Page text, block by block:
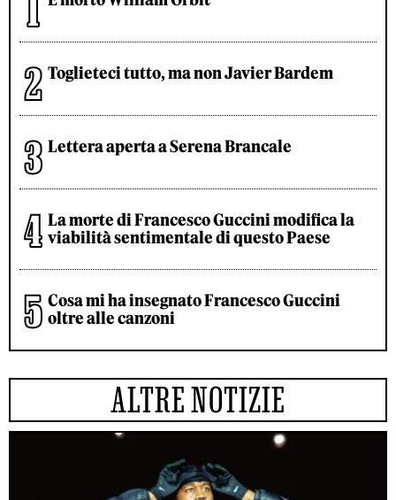
Toglieteci tutto, ma non Javier Bardem
Lettera aperta a Serena Brancale
La morte di Francesco Guccini modifica la
viabilità sentimentale di questo Paese
Cosa mi ha insegnato Francesco Guccini
oltre alle canzoni
ALTRE NOTIZIE